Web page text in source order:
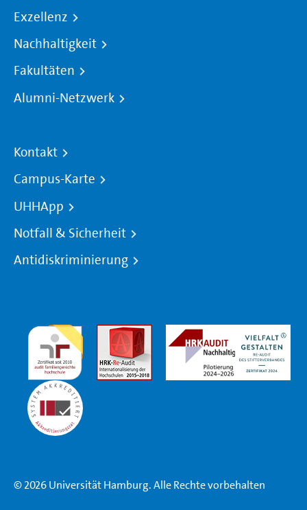
Exzellenz
Nachhaltigkeit
Fakultäten
Alumni-Netzwerk
Kontakt
Campus-Karte
UHHApp
Notfall & Sicherheit
Antidiskriminierung
© 2026 Universität Hamburg. Alle Rechte vorbehalten